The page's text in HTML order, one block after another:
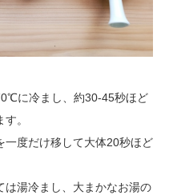
に冷まし、約30-45秒ほど
。
一度だけ移して大体20秒ほど
は湯冷まし、大まかなお湯の